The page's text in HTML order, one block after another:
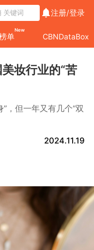
注册/登录
单
New
CBNDataBox
妆行业的“苦
，但一年又有几个“双
2024.11.19